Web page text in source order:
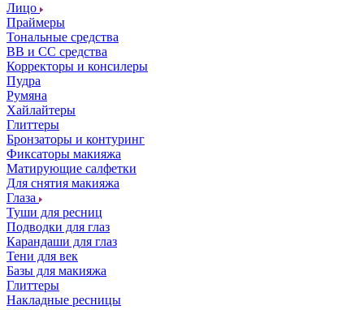
Лицо
Праймеры
Тональные средства
ВВ и СС средства
Корректоры и консилеры
Пудра
Румяна
Хайлайтеры
Глиттеры
Бронзаторы и контуринг
Фиксаторы макияжа
Матирующие салфетки
Для снятия макияжа
Глаза
Туши для ресниц
Подводки для глаз
Карандаши для глаз
Тени для век
Базы для макияжа
Глиттеры
Накладные ресницы